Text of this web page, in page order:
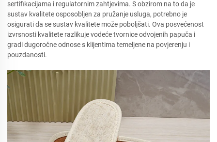
sertifikacijama i regulatornim zahtjevima. S obzirom na to da je
sustav kvalitete osposobljen za pružanje usluga, potrebno je
osigurati da se sustav kvalitete može poboljšati. Ova posvećenost
izvrsnosti kvalitete razlikuje vodeće tvornice odvojenih papuča i
gradi dugoročne odnose s klijentima temeljene na povjerenju i
pouzdanosti.